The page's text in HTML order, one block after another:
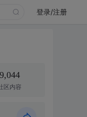
登录/注册
9,044
区内容